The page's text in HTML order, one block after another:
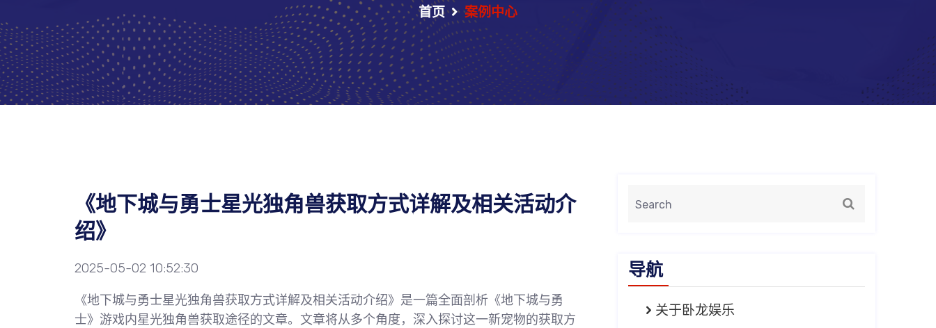
首页 案例中心
《地下城与勇士星光独角兽获取方式详解及相关活动介
绍》
2025-05-02 10:52:30
《地下城与勇士星光独角兽获取方式详解及相关活动介绍》是一篇全面剖析《地下城与勇
士》游戏内星光独角兽获取途径的文章。文章将从多个角度，深入探讨这一新宠物的获取方
导航
关于卧龙娱乐